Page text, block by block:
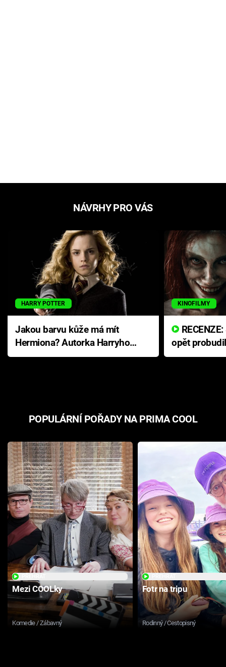
NÁVRHY PRO VÁS
HARRY POTTER
Jakou barvu kůže má mít
Hermiona? Autorka Harryho
Pottera přišla s ráznou
KINOFILMY
opět
přichází s
POPULÁRNÍ POŘADY NA PRIMA COOL
Mezi COOLky
Komedie / Zábavný
Fotr na tripu
Rodinný / Cestopisný